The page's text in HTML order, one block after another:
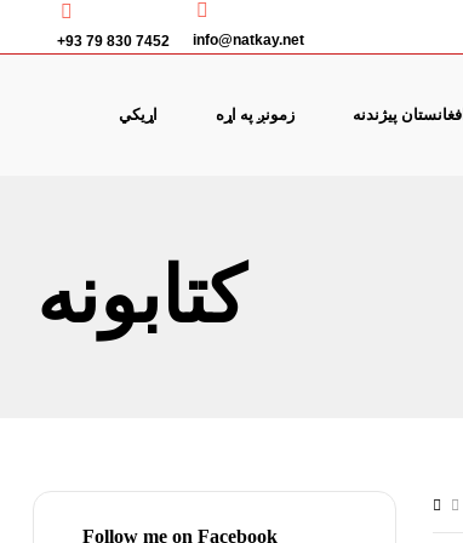
+93 79 830 7452 info@natkay.net
اړیکي زمونږ په اړه افغانستان پیژندنه
کتابونه
Follow me on Facebook